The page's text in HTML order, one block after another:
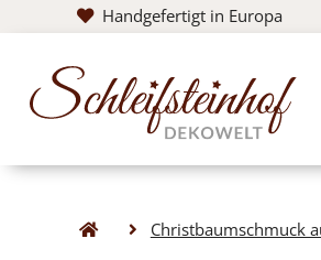
Handgefertigt in Europa
Christbaumschmuck